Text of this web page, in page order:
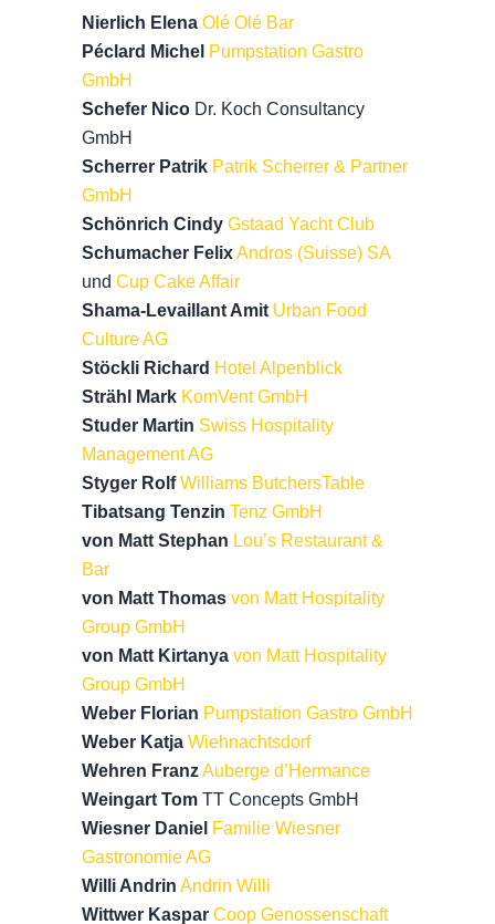
Nierlich Elena Olé Olé Bar
Péclard Michel Pumpstation Gastro
GmbH
Schefer Nico Dr. Koch Consultancy
GmbH
Scherrer Patrik Patrik Scherrer & Partner
GmbH
Schönrich Cindy Gstaad Yacht Club
Schumacher FelixAndros (Suisse) SA
und Cup Cake Affair
Shama-Levaillant Amit Urban Food
Culture AG
Stöckli Richard Hotel Alpenblick
Strähl Mark KomVent GmbH
Studer Martin Swiss Hospitality
Management AG
Styger Rolf Williams ButchersTable
Tibatsang Tenzin Tenz GmbH
von Matt Stephan Lou’s Restaurant &
Bar
von Matt Thomas von Matt Hospitality
Group GmbH
von Matt Kirtanya von Matt Hospitality
Group GmbH
Weber Florian Pumpstation Gastro GmbH
Weber Katja Wiehnachtsdorf
Wehren FranzAuberge d’Hermance
Weingart Tom TT Concepts GmbH
Wiesner Daniel Familie Wiesner
Gastronomie AG
Willi Andrin Andrin Willi
Wittwer Kaspar Coop Genossenschaft